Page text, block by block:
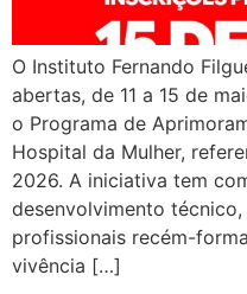
O Instituto Fernando
abertas, de 11 a 15 de
o Programa de
Hospital da Mulher,
2026. A iniciativa tem
desenvolvimento
profissionais recém-
vivência […]